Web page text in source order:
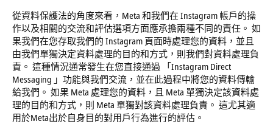
從資料保護法的角度來看，Meta 和我們在 Instagram 帳戶的操
作以及相關的交流和評估選項方面應承擔兩種不同的責任。 如
果我們在您存取我們的 Instagram 頁面時處理您的資料，並且
由我們單獨決定資料處理的目的和方式，則我們對資料處理負
責。 這種情況通常發生在您直接通過 「Instagram Direct
Messaging 」功能與我們交流，並在此過程中將您的資料傳輸
給我們。 如果 Meta 處理您的資料，且 Meta 單獨決定該資料處
理的目的和方式，則 Meta 單獨對該資料處理負責。 這尤其適
用於Meta出於自身目的對用戶行為進行的評估。